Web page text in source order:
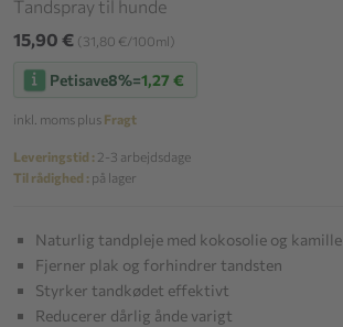
Tandspray til hunde
15,90 € (31,80 €/100ml)
Petisave8%=1,27 €
inkl. moms plus Fragt
Leveringstid : 2-3 arbejdsdage
Til rådighed : på lager
Naturlig tandpleje med kokosolie og kamille
Fjerner plak og forhindrer tandsten
Styrker tandkødet effektivt
Reducerer dårlig ånde varigt